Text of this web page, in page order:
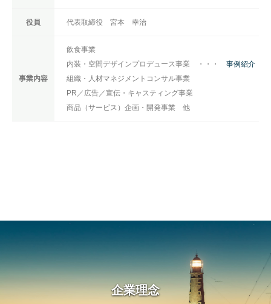
役員 代表取締役 宮本 幸治
事業内容
飲食事業
内装・空間デザインプロデュース事業 ・・・ 事例紹介
組織・人材マネジメントコンサル事業
PR／広告／宣伝・キャスティング事業
商品（サービス）企画・開発事業 他
企業理念